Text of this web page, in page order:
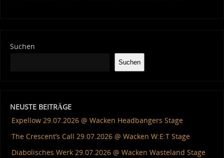
Suchen
Suchen
NEUSTE BEITRÄGE
Expellow 29.07.2026 @ Wacken Headbangers Stage
The Crescent’s Call 29.07.2026 @ Wacken W:E:T Stage
Diabolisches Werk 29.07.2026 @ Wacken Wasteland Stage